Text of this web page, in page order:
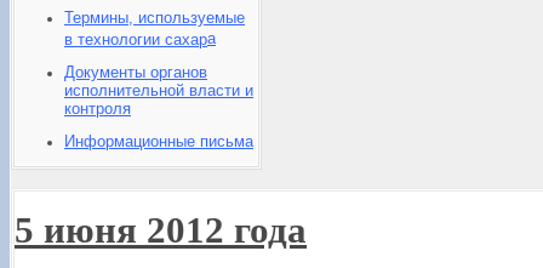
Термины, используемые
в технологии сахара
Документы органов
исполнительной власти и
контроля
Информационные письма
5 июня 2012 года